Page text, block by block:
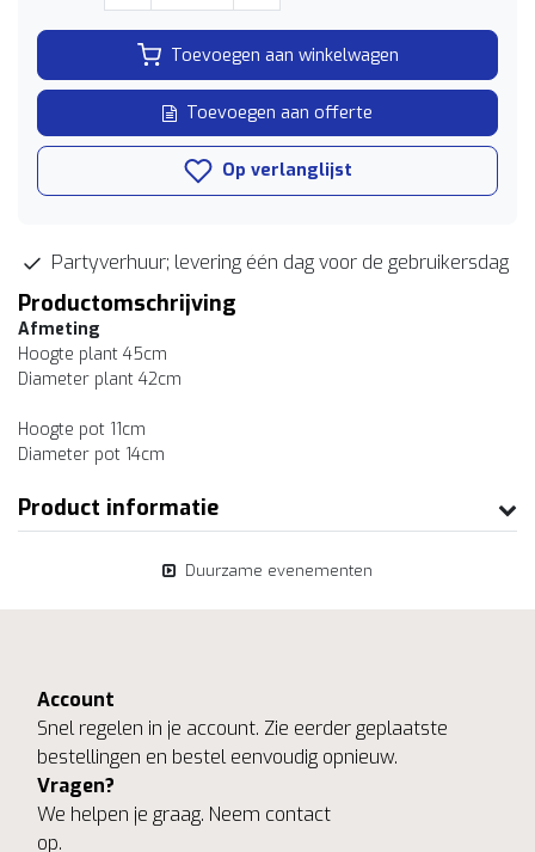
Toevoegen aan winkelwagen
Toevoegen aan offerte
Op verlanglijst
Partyverhuur; levering één dag voor de gebruikersdag
Productomschrijving
Afmeting
Hoogte plant 45cm
Diameter plant 42cm
Hoogte pot 11cm
Diameter pot 14cm
Product informatie
Duurzame evenementen
Account
Snel regelen in je account. Zie eerder geplaatste
bestellingen en bestel eenvoudig opnieuw.
Vragen?
We helpen je graag. Neem contact
op.